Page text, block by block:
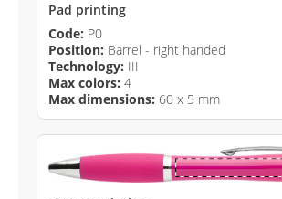
Pad printing
Code: P0
Position: Barrel - right handed
Technology: III
Max colors: 4
Max dimensions: 60 x 5 mm